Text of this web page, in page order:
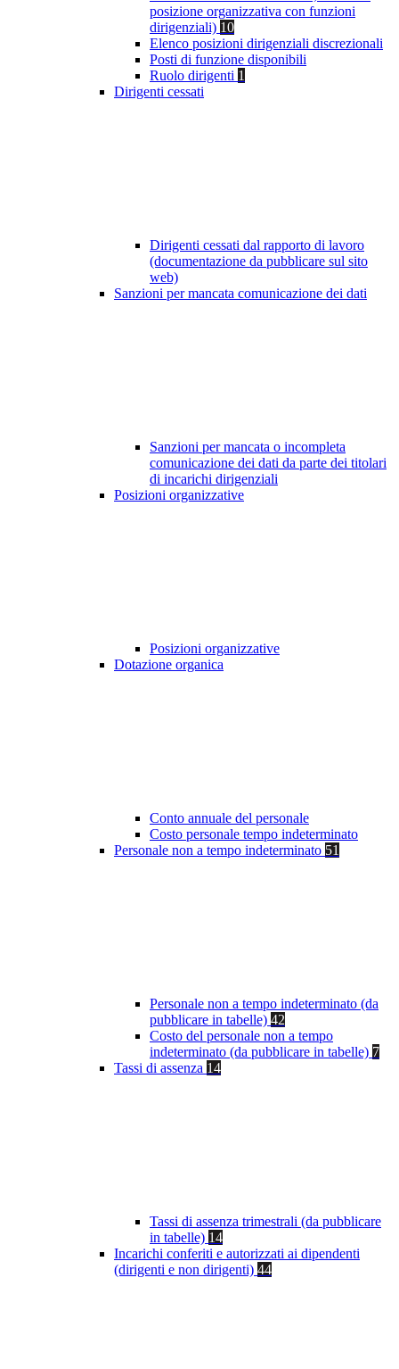
posizione organizzativa con funzioni
dirigenziali) 10
Elenco posizioni dirigenziali discrezionali
Posti di funzione disponibili
Ruolo dirigenti 1
Dirigenti cessati
Dirigenti cessati dal rapporto di lavoro
(documentazione da pubblicare sul sito
web)
Sanzioni per mancata comunicazione dei dati
Sanzioni per mancata o incompleta
comunicazione dei dati da parte dei titolari
di incarichi dirigenziali
Posizioni organizzative
Posizioni organizzative
Dotazione organica
Conto annuale del personale
Costo personale tempo indeterminato
Personale non a tempo indeterminato 51
Personale non a tempo indeterminato (da
pubblicare in tabelle) 42
Costo del personale non a tempo
indeterminato (da pubblicare in tabelle) 7
Tassi di assenza 14
Tassi di assenza trimestrali (da pubblicare
in tabelle) 14
Incarichi conferiti e autorizzati ai dipendenti
(dirigenti e non dirigenti) 44